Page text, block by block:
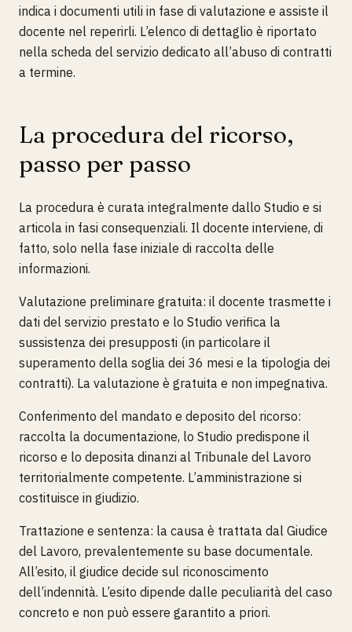
indica i documenti utili in fase di valutazione e assiste il
docente nel reperirli. L’elenco di dettaglio è riportato
nella scheda del servizio dedicato all’abuso di contratti
a termine.
La procedura del ricorso,
passo per passo
La procedura è curata integralmente dallo Studio e si
articola in fasi consequenziali. Il docente interviene, di
fatto, solo nella fase iniziale di raccolta delle
informazioni.
Valutazione preliminare gratuita: il docente trasmette i
dati del servizio prestato e lo Studio verifica la
sussistenza dei presupposti (in particolare il
superamento della soglia dei 36 mesi e la tipologia dei
contratti). La valutazione è gratuita e non impegnativa.
Conferimento del mandato e deposito del ricorso:
raccolta la documentazione, lo Studio predispone il
ricorso e lo deposita dinanzi al Tribunale del Lavoro
territorialmente competente. L’amministrazione si
costituisce in giudizio.
Trattazione e sentenza: la causa è trattata dal Giudice
del Lavoro, prevalentemente su base documentale.
All’esito, il giudice decide sul riconoscimento
dell’indennità. L’esito dipende dalle peculiarità del caso
concreto e non può essere garantito a priori.